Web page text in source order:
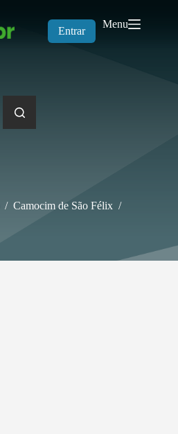
Entrar
Menu
/ Camocim de São Félix /